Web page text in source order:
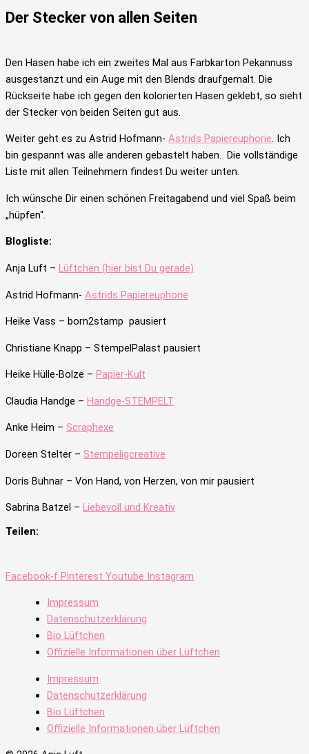
Der Stecker von allen Seiten
Den Hasen habe ich ein zweites Mal aus Farbkarton Pekannuss
ausgestanzt und ein Auge mit den Blends draufgemalt. Die
Rückseite habe ich gegen den kolorierten Hasen geklebt, so sieht
der Stecker von beiden Seiten gut aus.
Weiter geht es zu Astrid Hofmann- Astrids Papiereuphorie. Ich
bin gespannt was alle anderen gebastelt haben. Die vollständige
Liste mit allen Teilnehmern findest Du weiter unten.
Ich wünsche Dir einen schönen Freitagabend und viel Spaß beim
„hüpfen“.
Blogliste:
Anja Luft – Lüftchen (hier bist Du gerade)
Astrid Hofmann- Astrids Papiereuphorie
Heike Vass – born2stamp pausiert
Christiane Knapp – StempelPalast pausiert
Heike Hülle-Bolze – Papier-Kult
Claudia Handge – Handge-STEMPELT
Anke Heim – Scraphexe
Doreen Stelter – Stempeligcreative
Doris Buhnar – Von Hand, von Herzen, von mir pausiert
Sabrina Batzel – Liebevoll und Kreativ
Teilen:
Facebook-f Pinterest Youtube Instagram
Impressum
Datenschutzerklärung
Bio Lüftchen
Offizielle Informationen über Lüftchen
Impressum
Datenschutzerklärung
Bio Lüftchen
Offizielle Informationen über Lüftchen